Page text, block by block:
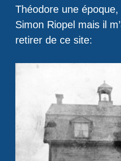
Théodore une
Simon Riopel mais il
retirer de ce site: